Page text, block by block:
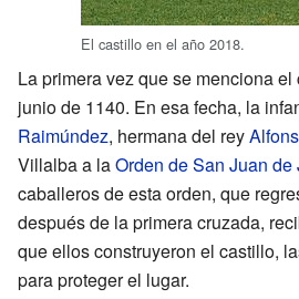
El castillo en el año 2018.
La primera vez que se menciona
junio de 1140. En esa fecha, la
Raimúndez, hermana del rey
Villalba a laOrden de San Juan de
caballeros de esta orden, que
después de la primera cruzada,
que ellos construyeron el castillo,
para proteger el lugar.